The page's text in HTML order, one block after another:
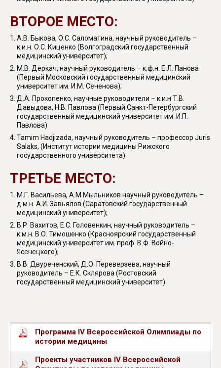
ВТОРОЕ МЕСТО:
А.В. Быкова, О.С. Саломатина, научный руководитель –
к.и.н. О.С. Киценко (Волгоградский государственный
медицинский университет);
М.В. Деркач, научный руководитель – к.ф.н. Е.Л. Панова
(Первый Московский государственный медицинский
университет им. И.М. Сеченова);
Д.А. Прокопенко, научные руководители – к.и.н Т.В.
Давыдова, Н.В. Павлова (Первый Санкт-Петербургский
государственный медицинский университет им. И.П.
Павлова)
Tamim Hadjizada, научный руководитель – профессор Juris
Salaks, (Институт истории медицины Рижского
государственного университета).
ТРЕТЬЕ МЕСТО:
М.Г. Васильева, А.М Мыльников научный руководитель –
д.м.н. А.И. Завьялов (Саратовский государственный
медицинский университет);
В.Р. Вахитов, Е.С. Головенкин, научный руководитель –
к.м.н. В.О. Тимошенко (Красноярский государственный
медицинский университет им. проф. В.Ф. Войно-
Ясенецкого);
В.В. Двуреченский, Д.О. Переверзева, научный
руководитель – Е.К. Склярова (Ростовский
государственный медицинский университет).
Программа IV Всероссийской Олимпиады по
истории медицины
Проекты участников IV Всероссийской